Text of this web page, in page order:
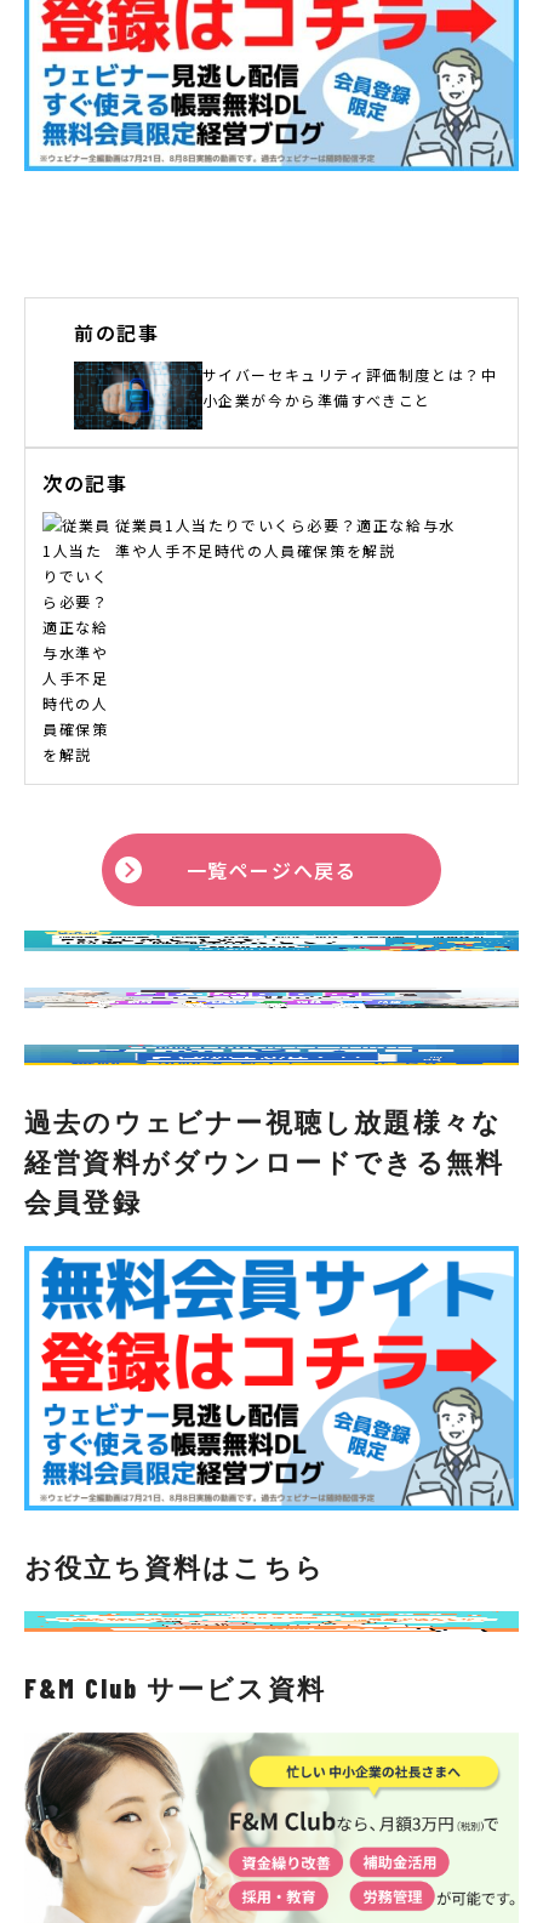
前の記事
サイバーセキュリティ評価制度とは？中
小企業が今から準備すべきこと
次の記事
従業員1人当たりでいくら必要？適正な給与水
準や人手不足時代の人員確保策を解説
一覧ページへ戻る
過去のウェビナー視聴し放題様々な
経営資料がダウンロードできる無料
会員登録
お役立ち資料はこちら
F&M Club サービス資料